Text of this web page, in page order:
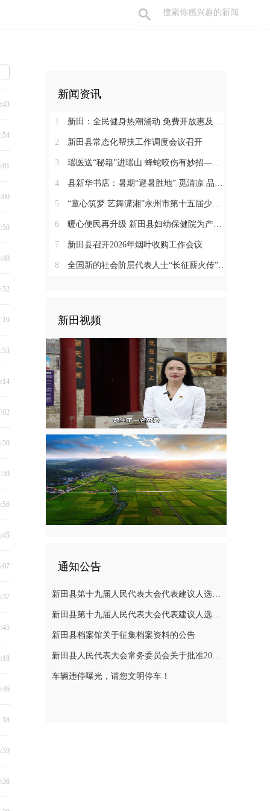
新闻资讯
1 新田：全民健身热潮涌动 免费开放惠及千家万户
2 新田县常态化帮扶工作调度会议召开
3 瑶医送“秘籍”进瑶山 蜂蛇咬伤有妙招——新田县起头岭村这场养生讲座接地气又实用
4 县新华书店：暑期“避暑胜地” 觅清凉 品书香
5 “童心筑梦 艺舞潇湘”永州市第十五届少儿音乐舞蹈大赛决赛在新田圆满落幕
6 暖心便民再升级 新田县妇幼保健院为产检孕妇提供免费早餐
7 新田县召开2026年烟叶收购工作会议
8 全国新的社会阶层代表人士“长征薪火传”来新宣介
新田视频
通知公告
新田县第十九届人民代表大会代表建议人选公示
新田县第十九届人民代表大会代表建议人选公示
新田县档案馆关于征集档案资料的公告
新田县人民代表大会常务委员会关于批准2025年县级决算的决议
车辆违停曝光，请您文明停车！